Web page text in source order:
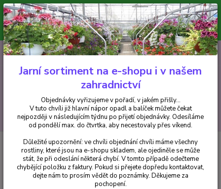
Minimální hodnota pro odeslání z e-shopu je 300 Kč.
V tuto chvíli již hlavní nápor objednávek opadl a balíček můžete čekat
nejpozději v následujícím týdnu po přijetí objednávky. Objednávky
vyřizujeme v pořadí, v jakém přišly...
CZK
Hledat
+420 602 223 614 0ks
za0 Kč
Bylinky a léčivky Čistec- Stachys grandifora - 1 ks
Čistec- Stachys grandifora - 1 ks
Jarní sortiment na e-shopu i v našem
zahradnictví
Objednávky vyřizujeme v pořadí, v jakém přišly...
V tuto chvíli již hlavní nápor opadl a balíček můžete čekat
nejpozději v následujícím týdnu po přijetí objednávky. Odesíláme
od pondělí max. do čtvrtka, aby necestovaly přes víkend.
Důležité upozornění: ve chvíli objednání chvíli máme všechny
rostliny, které jsou na e-shopu skladem, ale ojediněle se může
stát, že při odeslání některá chybí. V tomto případě odečteme
chybějící položku z faktury. Pokud si přejete dopředu kontaktovat,
dejte nám to prosím vědět do poznámky. Děkujeme za
pochopení.